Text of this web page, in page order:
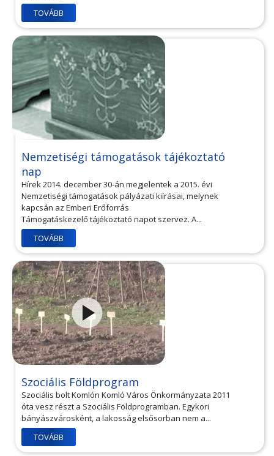
TOVÁBB
Nemzetiségi támogatások tájékoztató
nap
Hírek 2014. december 30-án megjelentek a 2015. évi
Nemzetiségi támogatások pályázati kiírásai, melynek
kapcsán az Emberi Erőforrás
Támogatáskezelő tájékoztató napot szervez. A...
TOVÁBB
Szociális Földprogram
Szociális bolt Komlón Komló Város Önkormányzata 2011
óta vesz részt a Szociális Földprogramban. Egykori
bányászvárosként, a lakosság elsősorban nem a...
TOVÁBB